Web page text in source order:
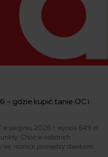
– gdzie kupić tanie OC i
sierpniu 2026 r. wynosi 649 zł
Choć w ostatnich
się, różnice pomiędzy stawkami